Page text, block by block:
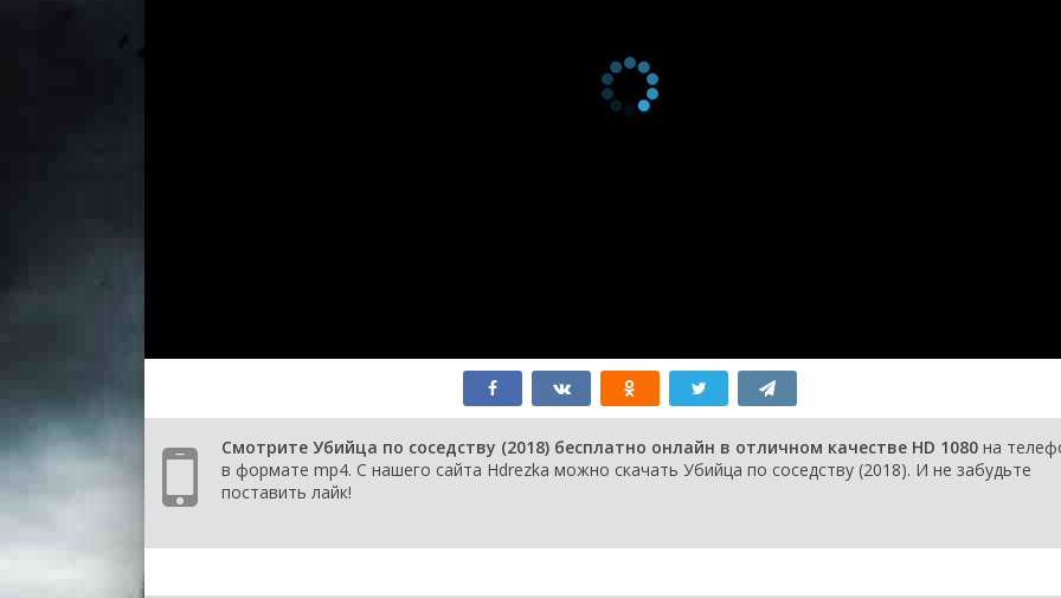
Смотрите Убийца по соседству (2018) бесплатно онлайн в отличном качестве HD 1080 на
в формате mp4. С нашего сайта Hdrezka можно скачать Убийца по соседству (2018). И не забудьте
поставить лайк!